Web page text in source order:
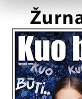
Laba diena, tokiu klausimu
sutarties pasirašymo kreiptis
grupių suformavimą arba
grupės keitimo, kai grupės
Konsultuoja Klaipėdos
Laba diena, taip, galite
kontaktais:
https://www.kvk.lt/
studijas/